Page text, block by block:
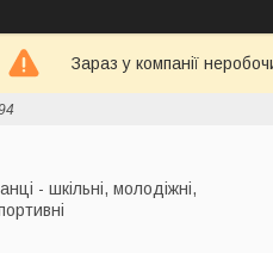
Зараз у компанії
- шкільні, молодіжні,